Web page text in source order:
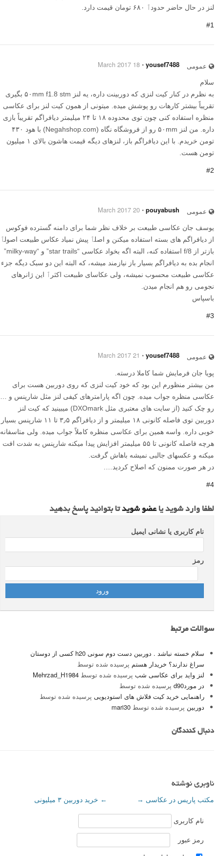
لنز در حال حاضر حدودٱ ۶۸۰ تومان قیمت دارد.
#1
عمومی yousef7488
⋅
18 March 2017
سلام
به نظرم در کنار کیت لنزی که دوربینت داره، یه لنز ۵۰mm f1.8 stm بگیری
تقریباً بیشتر کارهات رو پوشش میده. میتونی از همون کیت لنز برای عکاسی
منظره استفاده کنی چون توی محدوده ۱۸ تا ۲۴ میلیمتر دیافراگم تقریباً بازی
داره. من لنز ۵۰mm رو از فروشگاه نگاه (Negahshop.com) با هود ۴۳۰
تومن خریدم. با این دیافراگم باز، لنزهای دیگه قیمت هاشون بالای ۱ میلیون
تومن هست.
#2
عمومی pouyabush
⋅
20 March 2017
یوسف جان عکاسی طبیعت بر خلاف نظر شما برای دامنه گسترده فوکوس
از دیافراگم های بسته استفاده میکنن و اصلٱ پیش نمیاد عکاس طبیعت اصولٱ
بازتر از f/8 استفاده کنه، البته اگه بخواد عکاسی “star trails” و “milky-way”
انجام بده به دیافراگم بسیار باز نیازمند میشه، که البته این دو سبک دیگه جزء
عکاسی طبیعت محسوب نمیشه، ولی عکاسای طبیعت اکثرٱ این ژانرهای
نجومی رو هم انجام میدن.
باسپاس
#3
عمومی yousef7488
⋅
21 March 2017
پویا جان فرمایش شما کاملا درسته.
من بیشتر منظورم این بود که خود کیت لنزی که روی دوربین هست برای
عکاسی منظره جواب میده. چون اگه پارامترهای کیفی لنز مثل شارپنس و …
رو چک کنید (از سایت های معتبری مثل DXOmark) میبینید که کیت لنز
دوربین توی فاصله کانونی ۱۸ میلیمتر و از دیافراگم ۳٫۵ تا ۱۱ شارپنس بسیار
خوبی داره. واسه همین برای عکاسی منظره کاملاً جواب میده. ولی متاسفانه
هرچه فاصله کانونی تا ۵۵ میلیمتر افزایش پیدا میکنه شارپنس به شدت افت
میکنه و عکسهای جالبی نمیشه باهاش گرفت.
در هر صورت ممنون که اصلاح کردید….
#4
لطفا وارد شوید یاعضو شویدتا بتوانید پاسخ بدهید
نام کاربری یا نشانی ایمیل
رمز
سوالات مرتبط
سلام خسته نباشد . دوربین دست دوم سونی h20 کسی از دوستان
سراغ ندارند؟ خریدار هستم پرسیده شده توسط
لنز واید برای عکاسی شب پرسیده شده توسط Mehrzad_H1984
در موردd90
پرسیده شده توسط
راهنمایی خرید کیت فلاش های استودیویی پرسیده شده توسط
دوربین پرسیده شده توسط mari30
دنبال کنندگان
ناوبری نوشته
← خرید دوربین ۳ میلیونی مکتب پاریس در عکاسی →
نام کاربری
رمز عبور